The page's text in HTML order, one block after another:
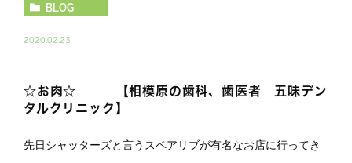
BLOG
2020.02.23
☆お肉☆ 【相模原の歯科、歯医者 五味デン
タルクリニック】
先日シャッターズと言うスペアリブが有名なお店に行ってき